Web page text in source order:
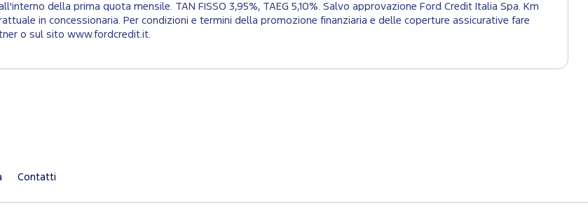
della prima quota mensile. TAN FISSO 3,95%, TAEG 5,10%. Salvo approvazione Ford Credit Italia Spa. Km
in concessionaria. Per condizioni e termini della promozione finanziaria e delle coperture assicurative fare
o sul sito www.fordcredit.it.
Contatti